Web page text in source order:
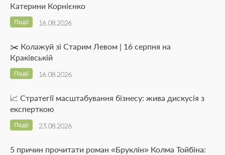
Катерини Корнієнко
16.08.2026
Події
✂️ Колажуй зі Старим Левом | 16 серпня на
Краківській
16.08.2026
Події
📈 Стратегії масштабування бізнесу: жива дискусія з
експерткою
23.08.2026
Події
5 причин прочитати роман «Бруклін» Колма Тойбіна: